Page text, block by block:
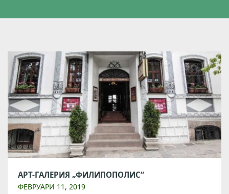
АРТ-ГАЛЕРИЯ „ФИЛИПОПОЛИС“
ФЕВРУАРИ 11, 2019